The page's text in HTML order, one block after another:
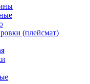
(плейсмат)